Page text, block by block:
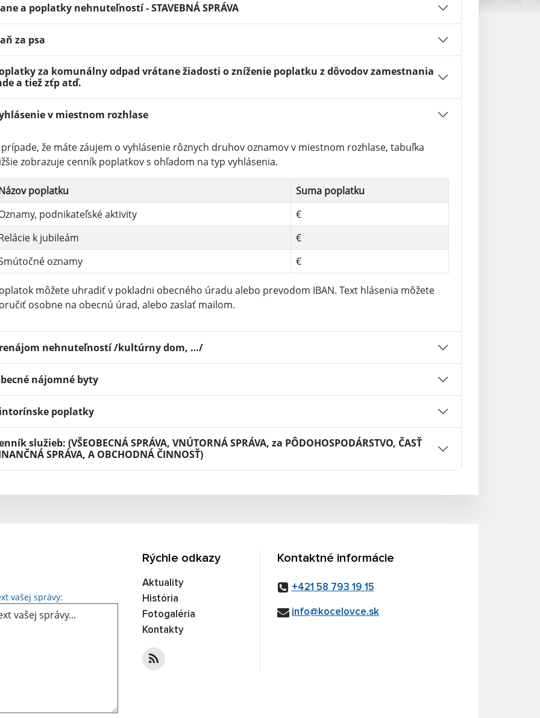
a poplatky nehnuteľností - STAVEBNÁ SPRÁVA
za psa
za komunálny odpad vrátane žiadosti o zníženie poplatku z dôvodov zamestnania
a tiež zťp atď.
v miestnom rozhlase
prípade, že máte záujem o vyhlásenie rôznych druhov oznamov v miestnom rozhlase, tabuľka
zobrazuje cenník poplatkov s ohľadom na typ vyhlásenia.
poplatku
Suma poplatku
podnikateľské aktivity
€
k jubileám
€
oznamy
€
môžete uhradiť v pokladni obecného úradu alebo prevodom IBAN. Text hlásenia môžete
osobne na obecnú úrad, alebo zaslať mailom.
nehnuteľností /kultúrny dom, …/
nájomné byty
poplatky
služieb: (VŠEOBECNÁ SPRÁVA, VNÚTORNÁ SPRÁVA, za PÔDOHOSPODÁRSTVO, ČASŤ
SPRÁVA, A OBCHODNÁ ČINNOSŤ)
vašej správy: Text vašej správy...
Rýchle odkazy
Aktuality
História
Fotogaléria
Kontakty
Kontaktné informácie
+421 58 793 19 15
info@kocelovce.sk